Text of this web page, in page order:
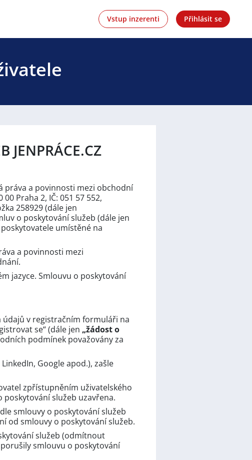
Vstup inzerenti Přihlásit se
JENPRÁCE.CZ
práva a povinnosti mezi obchodní
Praha 2, IČ: 051 57 552,
258929 (dále jen
o poskytování služeb (dále jen
umístěné na
a povinnosti mezi
jazyce. Smlouvu o poskytování
údajů v registračním formuláři na
se“ (dále jen „žádost o
podmínek považovány za
Google apod.), zašle
zpřístupněním uživatelského
poskytování služeb uzavřena.
smlouvy o poskytování služeb
od smlouvy o poskytování služeb.
služeb (odmítnout
smlouvu o poskytování